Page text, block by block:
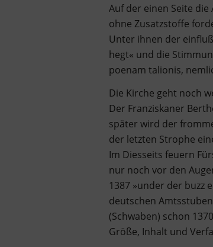
Auf der einen Seite
ohne Zusatzstoffe
Unter ihnen der
hegt« und die
poenam talionis,
Die Kirche geht noch
Der Franziskaner
später wird der
der letzten Strophe
Im Diesseits feuern
nur noch vor den
1387 »under der buzz
deutschen
(Schwaben) schon
Größe, Inhalt und